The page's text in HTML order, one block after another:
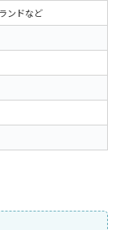
ンドなど